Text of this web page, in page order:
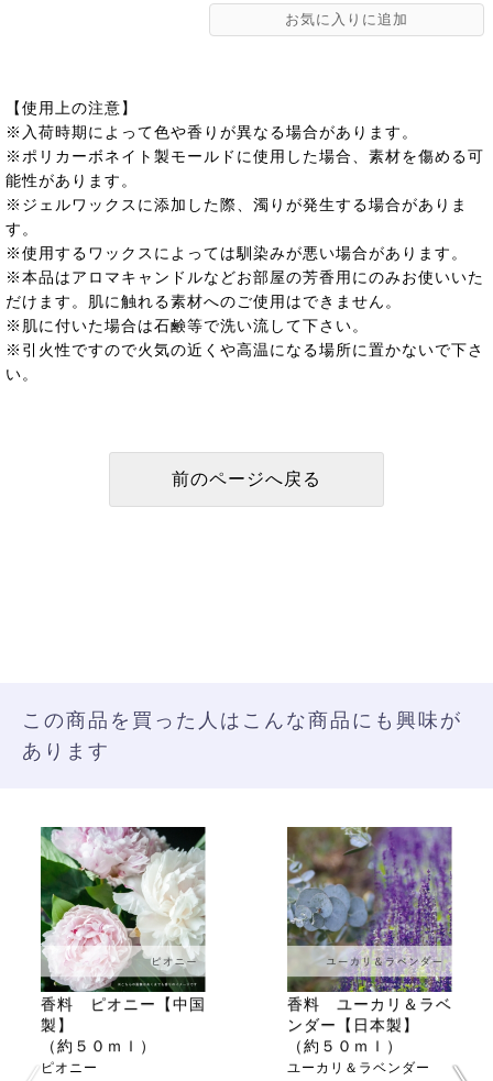
【使用上の注意】
※入荷時期によって色や香りが異なる場合があります。
※ポリカーボネイト製モールドに使用した場合、素材を傷める可
能性があります。
※ジェルワックスに添加した際、濁りが発生する場合がありま
す。
※使用するワックスによっては馴染みが悪い場合があります。
※本品はアロマキャンドルなどお部屋の芳香用にのみお使いいた
だけます。肌に触れる素材へのご使用はできません。
※肌に付いた場合は石鹸等で洗い流して下さい。
※引火性ですので火気の近くや高温になる場所に置かないで下さ
い。
この商品を買った人はこんな商品にも興味が
あります
香料 ピオニー【中国
製】
（約５０ｍｌ）
ピオニー
香料 ユーカリ＆ラベ
ンダー【日本製】
（約５０ｍｌ）
ユーカリ＆ラベンダー